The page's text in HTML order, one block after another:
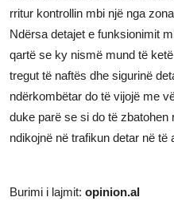
rritur kontrollin mbi një nga
Ndërsa detajet e funksionimit
qartë se ky nismë mund të
tregut të naftës dhe sigurinë
ndërkombëtar do të vijojë me
duke parë se si do të zbatohen
ndikojnë në trafikun detar në të
Burimi i lajmit: opinion.al